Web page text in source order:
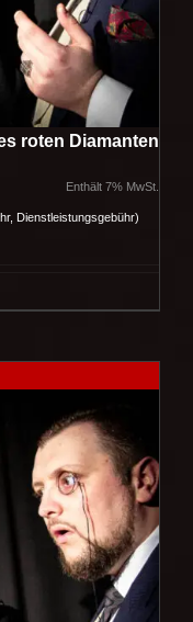
roten Diamanten
Enthält 7% MwSt.
Dienstleistungsgebühr)